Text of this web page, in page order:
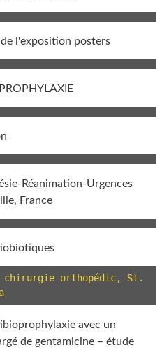
l'exposition posters
Réanimation-Urgences
France
chirurgie orthopédic, St.
avec un
de gentamicine – étude